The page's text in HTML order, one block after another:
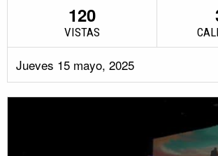
120
VISTAS
Jueves 15 mayo, 2025